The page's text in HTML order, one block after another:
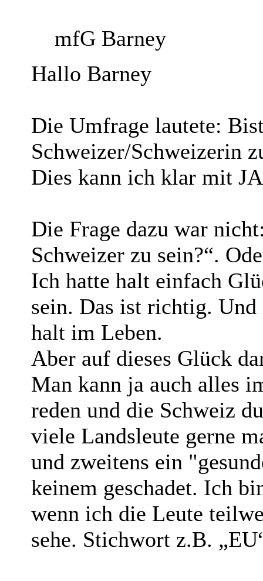
mfG Barney
Hallo Barney
Die Umfrage lautete:
Schweizer/Schweizerin
Dies kann ich klar mit
Die Frage dazu war
Schweizer zu sein?“.
Ich hatte halt einfach
sein. Das ist richtig.
halt im Leben.
Aber auf dieses Glück
Man kann ja auch alles
reden und die Schweiz
viele Landsleute gerne
und zweitens ein
keinem geschadet. Ich
wenn ich die Leute
sehe. Stichwort z.B.